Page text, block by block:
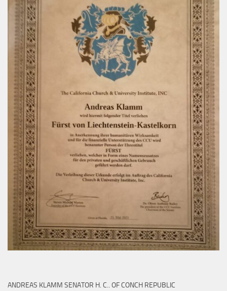
ANDREAS KLAMM SENATOR H. C.. OF CONCH REPUBLIC